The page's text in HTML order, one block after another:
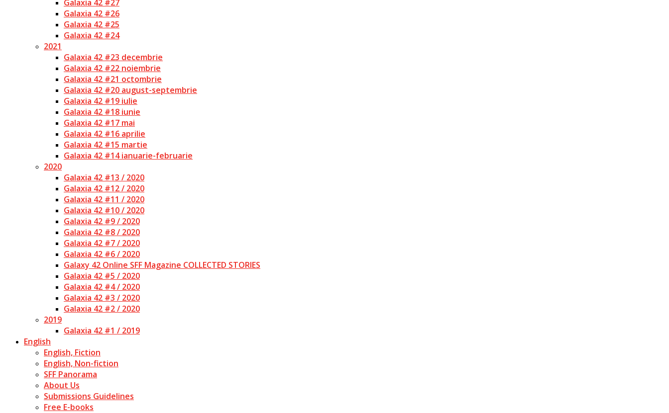
Galaxia 42 #27
Galaxia 42 #26
Galaxia 42 #25
Galaxia 42 #24
2021
Galaxia 42 #23 decembrie
Galaxia 42 #22 noiembrie
Galaxia 42 #21 octombrie
Galaxia 42 #20 august-septembrie
Galaxia 42 #19 iulie
Galaxia 42 #18 iunie
Galaxia 42 #17 mai
Galaxia 42 #16 aprilie
Galaxia 42 #15 martie
Galaxia 42 #14 ianuarie-februarie
2020
Galaxia 42 #13 / 2020
Galaxia 42 #12 / 2020
Galaxia 42 #11 / 2020
Galaxia 42 #10 / 2020
Galaxia 42 #9 / 2020
Galaxia 42 #8 / 2020
Galaxia 42 #7 / 2020
Galaxia 42 #6 / 2020
Galaxy 42 Online SFF Magazine COLLECTED STORIES
Galaxia 42 #5 / 2020
Galaxia 42 #4 / 2020
Galaxia 42 #3 / 2020
Galaxia 42 #2 / 2020
2019
Galaxia 42 #1 / 2019
English
English, Fiction
English, Non-fiction
SFF Panorama
About Us
Submissions Guidelines
Free E-books